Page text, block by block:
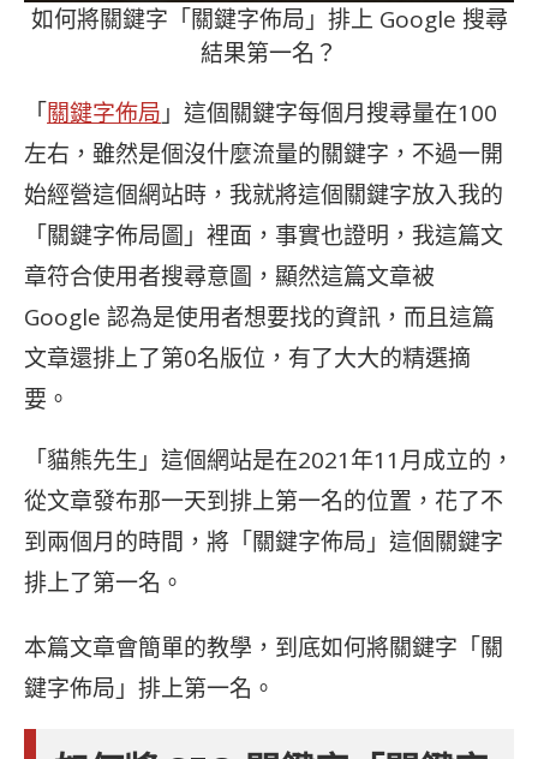
如何將關鍵字「關鍵字佈局」排上 Google 搜尋
結果第一名？
「關鍵字佈局 」這個關鍵字每個月搜尋量在100
左右，雖然是個沒什麼流量的關鍵字，不過一開
始經營這個網站時，我就將這個關鍵字放入我的
「關鍵字佈局圖」裡面，事實也證明，我這篇文
章符合使用者搜尋意圖，顯然這篇文章被
Google 認為是使用者想要找的資訊，而且這篇
文章還排上了第0名版位，有了大大的精選摘
要。
「貓熊先生」這個網站是在2021年11月成立的，
從文章發布那一天到排上第一名的位置，花了不
到兩個月的時間，將「關鍵字佈局」這個關鍵字
排上了第一名。
本篇文章會簡單的教學，到底如何將關鍵字「關
鍵字佈局」排上第一名。